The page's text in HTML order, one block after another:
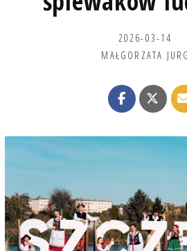
2026-03-14
MAŁGORZATA